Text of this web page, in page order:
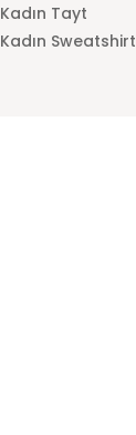
Kadın Tayt
Kadın Sweatshirt